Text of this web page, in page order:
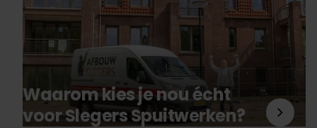
Waarom kies je nou écht
voor Slegers Spuitwerken?